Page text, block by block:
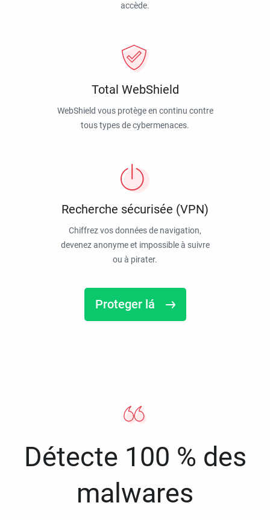
accède.
Total WebShield
WebShield vous protège en continu contre
tous types de cybermenaces.
Recherche sécurisée (VPN)
Chiffrez vos données de navigation,
devenez anonyme et impossible à suivre
ou à pirater.
Proteger lá
Détecte 100 % des
malwares